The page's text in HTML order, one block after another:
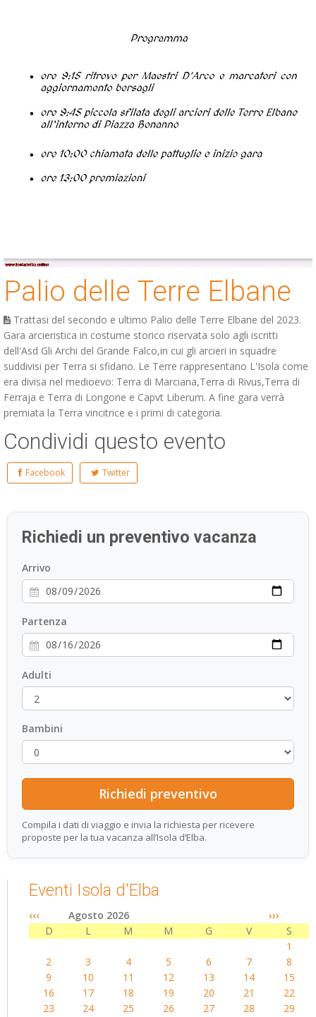
Palio delle Terre Elbane
Trattasi del secondo e ultimo Palio delle Terre Elbane del 2023.
Gara arcieristica in costume storico riservata solo agli iscritti
dell'Asd Gli Archi del Grande Falco,in cui gli arcieri in squadre
suddivisi per Terra si sfidano. Le Terre rappresentano L'Isola come
era divisa nel medioevo: Terra di Marciana,Terra di Rivus,Terra di
Ferraja e Terra di Longone e Capvt Liberum. A fine gara verrà
premiata la Terra vincitrice e i primi di categoria.
Condividi questo evento
Facebook Twitter
Richiedi un preventivo vacanza
Arrivo
Partenza
Adulti
Bambini
Compila i dati di viaggio e invia la richiesta per ricevere
proposte per la tua vacanza all’Isola d’Elba.
Eventi Isola d'Elba
‹‹‹ Agosto 2026
›››
D
L M M G V
S
1
2
3 4 5 6 7
8
9
10 11 12 13 14
15
16
17 18 19 20 21
22
23
24 25 26 27 28 29